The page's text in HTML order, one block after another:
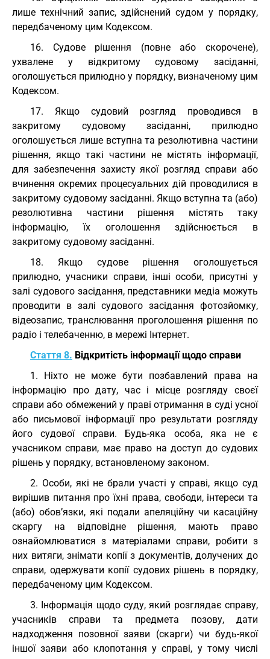
лише технічний запис, здійснений судом у порядку,
передбаченому цим Кодексом.
16. Судове рішення (повне або скорочене),
ухвалене у відкритому судовому засіданні,
оголошується прилюдно у порядку, визначеному цим
Кодексом.
17. Якщо судовий розгляд проводився в
закритому судовому засіданні, прилюдно
оголошується лише вступна та резолютивна частини
рішення, якщо такі частини не містять інформації,
для забезпечення захисту якої розгляд справи або
вчинення окремих процесуальних дій проводилися в
закритому судовому засіданні. Якщо вступна та (або)
резолютивна частини рішення містять таку
інформацію, їх оголошення здійснюється в
закритому судовому засіданні.
18. Якщо судове рішення оголошується
прилюдно, учасники справи, інші особи, присутні у
залі судового засідання, представники медіа можуть
проводити в залі судового засідання фотозйомку,
відеозапис, транслювання проголошення рішення по
радіо і телебаченню, в мережі Інтернет.
Стаття 8. Відкритість інформації щодо справи
1. Ніхто не може бути позбавлений права на
інформацію про дату, час і місце розгляду своєї
справи або обмежений у праві отримання в суді усної
або письмової інформації про результати розгляду
його судової справи. Будь-яка особа, яка не є
учасником справи, має право на доступ до судових
рішень у порядку, встановленому законом.
2. Особи, які не брали участі у справі, якщо суд
вирішив питання про їхні права, свободи, інтереси та
(або) обов’язки, які подали апеляційну чи касаційну
скаргу на відповідне рішення, мають право
ознайомлюватися з матеріалами справи, робити з
них витяги, знімати копії з документів, долучених до
справи, одержувати копії судових рішень в порядку,
передбаченому цим Кодексом.
3. Інформація щодо суду, який розглядає справу,
учасників справи та предмета позову, дати
надходження позовної заяви (скарги) чи будь-якої
іншої заяви або клопотання у справі, у тому числі